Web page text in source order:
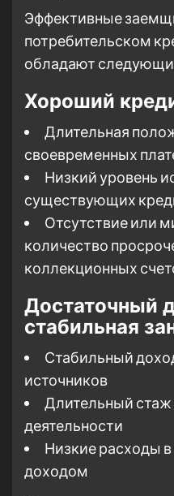
Эффективные
потребительском
обладают
Хороший
Длительная
своевременных
Низкий уровень
существующих
Отсутствие или
количество
коллекционных
Достаточный
стабильная
Стабильный
источников
Длительный стаж
деятельности
Низкие расходы
доходом